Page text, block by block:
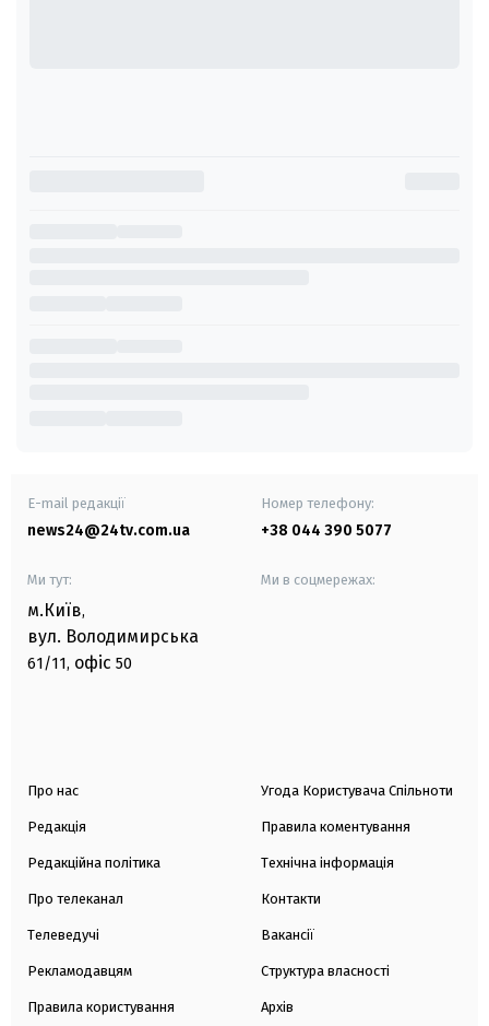
E-mail редакції
news24@24tv.com.ua
Номер телефону:
+38 044 390 5077
Ми тут:
м.Київ,
вул. Володимирська
61/11, офіс 50
Ми в соцмережах:
Про нас
Редакція
Редакційна політика
Про телеканал
Телеведучі
Рекламодавцям
Правила користування
Угода Користувача Спільноти
Правила коментування
Технічна інформація
Контакти
Вакансії
Структура власності
Архів